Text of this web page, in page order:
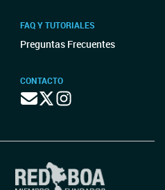
FAQ Y TUTORIALES
Preguntas Frecuentes
CONTACTO